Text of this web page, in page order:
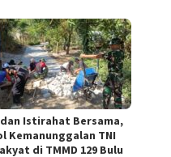
Istirahat Bersama,
Kemanunggalan TNI
di TMMD 129 Bulu